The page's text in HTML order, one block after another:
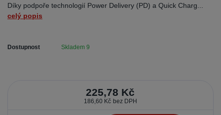
Díky podpoře technologií Power Delivery (PD) a Quick Charg...
celý popis
Dostupnost Skladem 9
225,78 Kč
186,60 Kč bez DPH